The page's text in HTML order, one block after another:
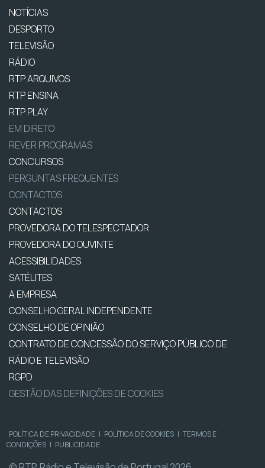
NOTÍCIAS
DESPORTO
TELEVISÃO
RÁDIO
RTP ARQUIVOS
RTP ENSINA
RTP PLAY
EM DIRETO
REVER PROGRAMAS
CONCURSOS
PERGUNTAS FREQUENTES
CONTACTOS
CONTACTOS
PROVEDORA DO TELESPECTADOR
PROVEDORA DO OUVINTE
ACESSIBILIDADES
SATÉLITES
A EMPRESA
CONSELHO GERAL INDEPENDENTE
CONSELHO DE OPINIÃO
CONTRATO DE CONCESSÃO DO SERVIÇO PÚBLICO DE
RÁDIO E TELEVISÃO
RGPD
GESTÃO DAS DEFINIÇÕES DE COOKIES
POLÍTICA DE PRIVACIDADE | POLÍTICA DE COOKIES | TERMOS E
CONDIÇÕES | PUBLICIDADE